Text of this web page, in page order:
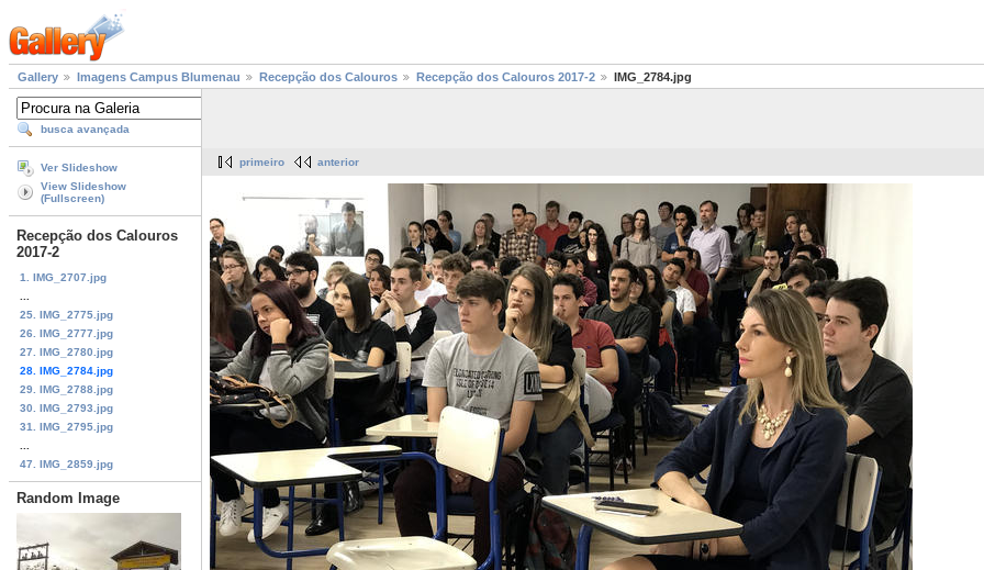
Gallery Imagens Campus Blumenau Recepção dos Calouros Recepção dos Calouros 2017-2 IMG_2784.jpg
busca avançada
Ver Slideshow
View Slideshow
(Fullscreen)
Recepção dos Calouros
2017-2
1. IMG_2707.jpg
25. IMG_2775.jpg
26. IMG_2777.jpg
27. IMG_2780.jpg
28. IMG_2784.jpg
29. IMG_2788.jpg
30. IMG_2793.jpg
31. IMG_2795.jpg
47. IMG_2859.jpg
Random Image
primeiro anterior